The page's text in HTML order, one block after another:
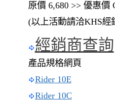
原價 6,680 >> 優惠價
(以上活動請洽KHS經
經銷商查詢
產品規格網頁
Rider 10E
Rider 10C